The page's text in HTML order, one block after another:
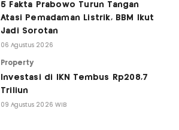
5 Fakta Prabowo Turun Tangan
Atasi Pemadaman Listrik, BBM Ikut
Jadi Sorotan
06 Agustus 2026
Property
Investasi di IKN Tembus Rp208,7
Triliun
09 Agustus 2026 WIB